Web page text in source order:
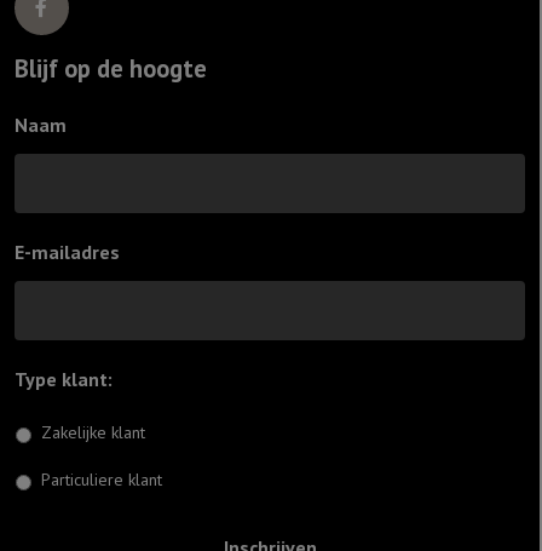
Blijf op de hoogte
Naam
E-mailadres
Type klant:
Zakelijke klant
Particuliere klant